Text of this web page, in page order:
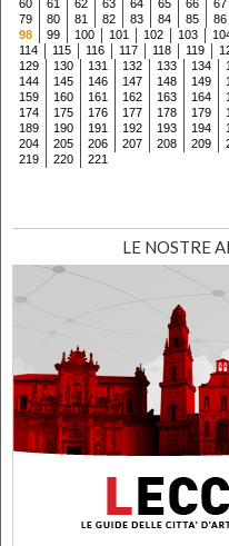
60 61 62 63 64 65 66 67
79
80 81 82 83 84 85 86
98
99 100 101 102 103
114
115 116 117 118 119
129
130 131 132 133 134
144
145 146 147 148 149
159
160 161 162 163 164
174
175 176 177 178 179
189
190 191 192 193 194
204
205 206 207 208 209
219
220
221
LE NOSTRE